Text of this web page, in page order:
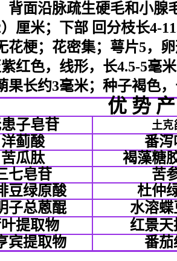
面沿脉疏生硬毛和小腺
厘米；下部 回分枝长4-
梗；花密集；萼片5，
红色，线形，长4.5-5毫
长约3毫米；种子褐色
优 势
子皂苷 土克
洋蓟酸 番泻
苦瓜肽 褐藻糖
七皂苷 苦
豆绿原酸 杜仲
子总蒽醌 水溶蝶
提取物 红景天
宾提取物 番茄